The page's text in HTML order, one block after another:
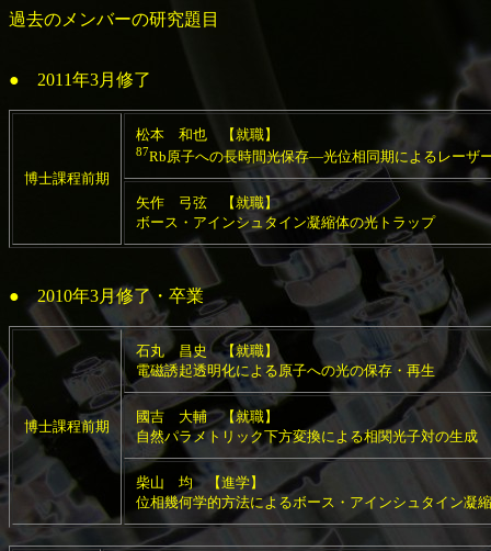
過去のメンバーの研究題目
● 2011年3月修了
博士課程前期
松本 和也 【就職】
87Rb原子への長時間光保存―光位相同期によるレーザ
矢作 弓弦 【就職】
ボース・アインシュタイン凝縮体の光トラップ
● 2010年3月修了・卒業
博士課程前期
石丸 昌史 【就職】
電磁誘起透明化による原子への光の保存・再生
國吉 大輔 【就職】
自然パラメトリック下方変換による相関光子対の生成
柴山 均 【進学】
位相幾何学的方法によるボース・アインシュタイン凝